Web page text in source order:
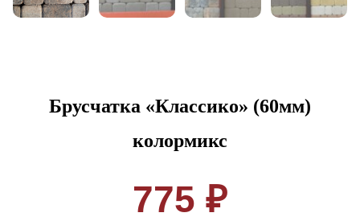
Брусчатка «Классико» (60мм)
колормикс
775 ₽